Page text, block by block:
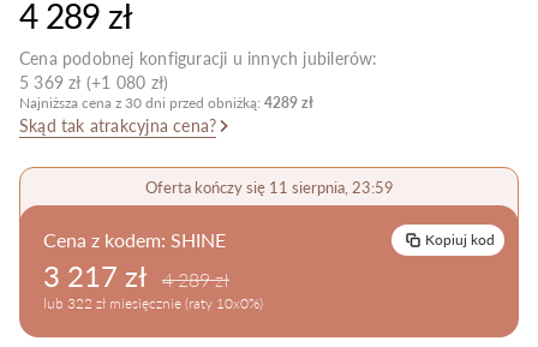
Pielęgnacja biżuterii
4 289 zł
Cena podobnej konfiguracji u innych jubilerów:
5 369 zł (+1 080 zł)
Najniższa cena z 30 dni przed obniżką: 4289 zł
Skąd tak atrakcyjna cena?
Oferta kończy się 11 sierpnia, 23:59
Cena z kodem: SHINE Kopiuj kod
3 217 zł 4 289 zł
lub 322 zł miesięcznie (raty 10x0%)